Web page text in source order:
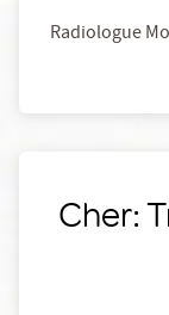
Radiologue
Cher: